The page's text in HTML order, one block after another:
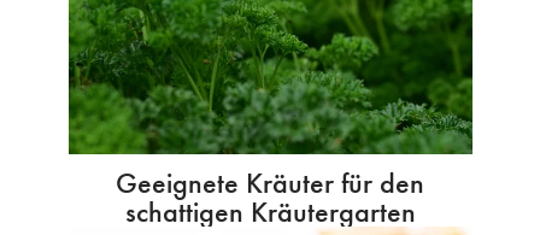
Geeignete Kräuter für den
schattigen Kräutergarten